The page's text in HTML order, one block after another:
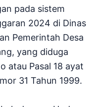
pada sistem
2024 di Dinas
Pemerintah Desa
yang diduga
atau Pasal 18 ayat
31 Tahun 1999.